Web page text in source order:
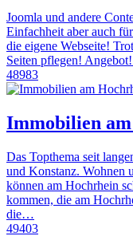
Joomla und andere
Einfachheit aber auch
die eigene Webseite!
Seiten pflegen!
48983
Immobilien
Das Topthema seit
und Konstanz. Wohnen
können am Hochrhein
kommen, die am
die…
49403